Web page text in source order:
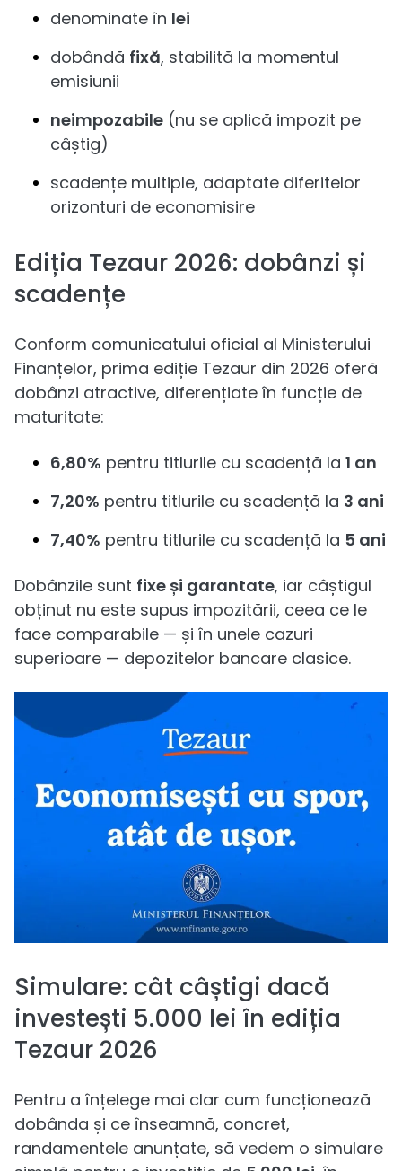
denominate în lei
dobândă fixă, stabilită la momentul
emisiunii
neimpozabile (nu se aplică impozit pe
câștig)
scadențe multiple, adaptate diferitelor
orizonturi de economisire
Ediția Tezaur 2026: dobânzi și
scadențe
Conform comunicatului oficial al Ministerului
Finanțelor, prima ediție Tezaur din 2026 oferă
dobânzi atractive, diferențiate în funcție de
maturitate:
6,80% pentru titlurile cu scadență la 1 an
7,20% pentru titlurile cu scadență la 3 ani
7,40% pentru titlurile cu scadență la 5 ani
Dobânzile sunt fixe și garantate, iar câștigul
obținut nu este supus impozitării, ceea ce le
face comparabile — și în unele cazuri
superioare — depozitelor bancare clasice.
Simulare: cât câștigi dacă
investești 5.000 lei în ediția
Tezaur 2026
Pentru a înțelege mai clar cum funcționează
dobânda și ce înseamnă, concret,
randamentele anunțate, să vedem o simulare